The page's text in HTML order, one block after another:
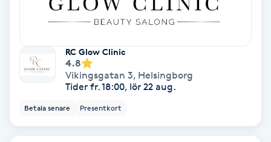
Makeup
Manikyr & Pedikyr
Massage
RC Glow Clinic
4.8
Vikingsgatan 3, Helsingborg
Tider fr. 18:00, lör 22 aug.
Betala senare Presentkort